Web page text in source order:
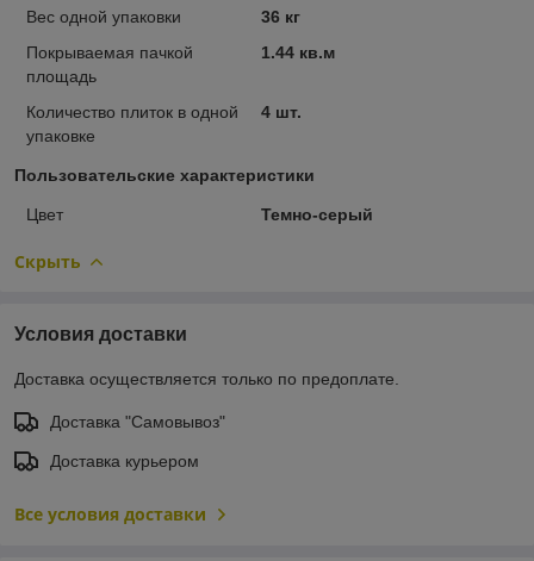
Вес одной упаковки
36 кг
Покрываемая пачкой
площадь
1.44 кв.м
Количество плиток в одной
упаковке
4 шт.
Пользовательские характеристики
Цвет Темно-серый
Скрыть
Условия доставки
Доставка осуществляется только по предоплате.
Доставка "Самовывоз"
Доставка курьером
Все условия доставки